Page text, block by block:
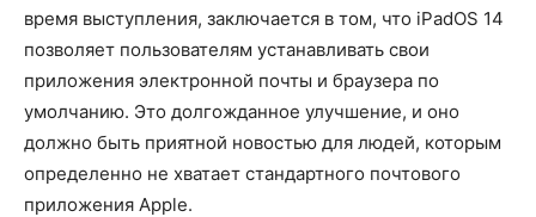
время выступления, заключается в том, что iPadOS 14
позволяет пользователям устанавливать свои
приложения электронной почты и браузера по
умолчанию. Это долгожданное улучшение, и оно
должно быть приятной новостью для людей, которым
определенно не хватает стандартного почтового
приложения Apple.